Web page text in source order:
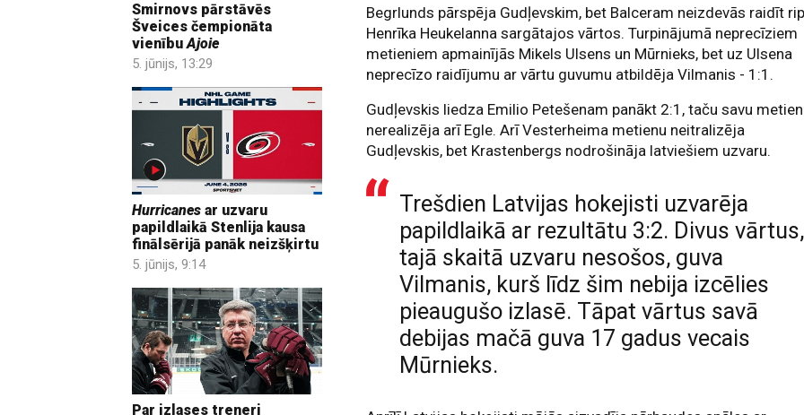
Smirnovs pārstāvēs
Šveices čempionāta
vienībuAjoie
5. jūnijs, 13:29
Hurricanes ar uzvaru
papildlaikā Stenlija kausa
finālsērijā panāk neizšķirtu
5. jūnijs, 9:14
Par izlases treneri
Begrlunds pārspēja Gudļevskim, bet Balceram neizdevās raidīt
Henrīka Heukelanna sargātajos vārtos. Turpinājumā neprecīziem
metieniem apmainījās Mikels Ulsens un Mūrnieks, bet uz Ulsena
neprecīzo raidījumu ar vārtu guvumu atbildēja Vilmanis - 1:1.
Gudļevskis liedza Emilio Petešenam panākt 2:1, taču savu
nerealizēja arī Egle. Arī Vesterheima metienu neitralizēja
Gudļevskis, bet Krastenbergs nodrošināja latviešiem uzvaru.
Trešdien Latvijas hokejisti uzvarēja
papildlaikā ar rezultātu 3:2. Divus vārtus,
tajā skaitā uzvaru nesošos, guva
Vilmanis, kurš līdz šim nebija izcēlies
pieaugušo izlasē. Tāpat vārtus savā
debijas mačā guva 17 gadus vecais
Mūrnieks.